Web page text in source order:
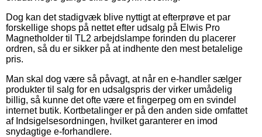
Dog kan det stadigvæk blive nyttigt at efterprøve et par
forskellige shops på nettet efter udsalg på Elwis Pro
Magnetholder til TL2 arbejdslampe forinden du placerer
ordren, så du er sikker på at indhente den mest betalelige
pris.
Man skal dog være så påvagt, at når en e-handler sælger
produkter til salg for en udsalgspris der virker umådelig
billig, så kunne det ofte være et fingerpeg om en svindel
internet butik. Kortbetalinger er på den anden side omfattet
af Indsigelsesordningen, hvilket garanterer en imod
snydagtige e-forhandlere.